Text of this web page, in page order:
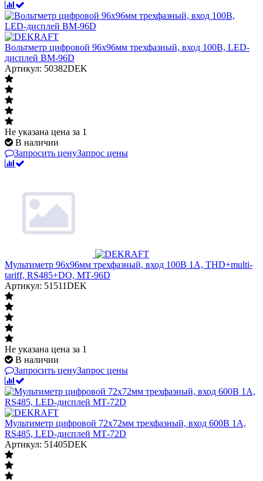
Вольтметр цифровой 96x96мм трехфазный, вход 100В, LED-
дисплей ВМ-96D
Артикул: 50382DEK
Не указана цена за 1
В наличии
Запросить ценуЗапрос цены
Мультиметр 96х96мм трехфазный, вход 100В 1А, THD+multi-
tariff, RS485+DO, МТ-96D
Артикул: 51511DEK
Не указана цена за 1
В наличии
Запросить ценуЗапрос цены
Мультиметр цифровой 72х72мм трехфазный, вход 600В 1А,
RS485, LED-дисплей МТ-72D
Артикул: 51405DEK